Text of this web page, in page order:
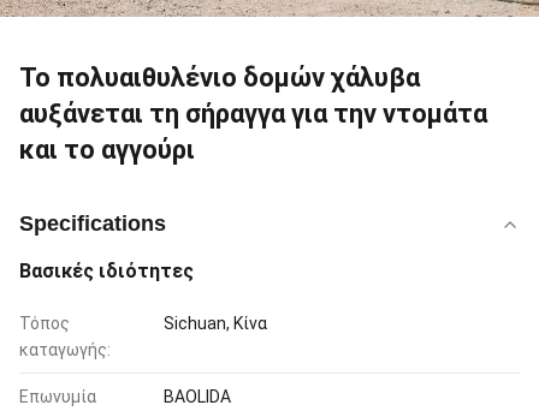
Το πολυαιθυλένιο δομών χάλυβα
αυξάνεται τη σήραγγα για την ντομάτα
και το αγγούρι
Specifications
Βασικές ιδιότητες
Τόπος
καταγωγής:
Sichuan, Κίνα
Επωνυμία
BAOLIDA